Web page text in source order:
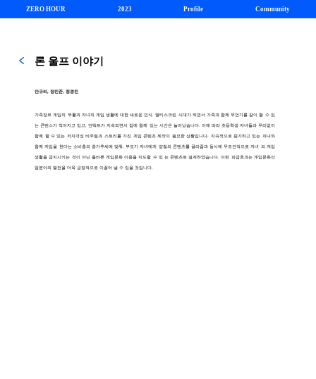
ZERO HOUR 2023 Profile Community
론 울프 이야기
안규리, 장민준, 정경진
가족장르 게임의 부활과 자녀의 게임 생활에 대한 새로운 인식. 멀티스크린 시대가 되면서 가족과 함께 무언가를 같이 할 수 있
는 콘텐스가 적어지고 있고, 언택트가 지속되면서 집에 함께 있는 시간은 늘어났습니다. 이에 따라 초등학생 자녀들과 무리없이
함께 할 수 있는 저자극성 비주얼과 스토리를 가진 게임 콘텐츠 제작이 필요한 상황입니다. 지속적으로 증가하고 있는 자녀와
함께 게임을 한다는 소비층의 증가추세에 맞춰, 부모가 자녀에게 양질의 콘텐츠를 골라줌과 동시에 무조건적으로 자녀 의 게임
생활을 금지시키는 것이 아닌 올바른 게임문화 이용을 지도할 수 있 는 콘텐츠로 설계하였습니다. 이런 파급효과는 게임문화산
업분야의 발전을 더욱 긍정적으로 이끌어 낼 수 있을 것입니다.